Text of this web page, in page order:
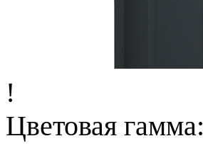
!
Цветовая гамма: